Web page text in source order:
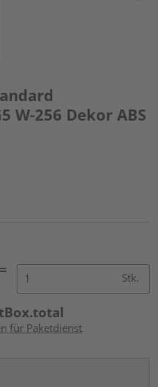
W-256 Dekor ABS
Stk.
für Paketdienst